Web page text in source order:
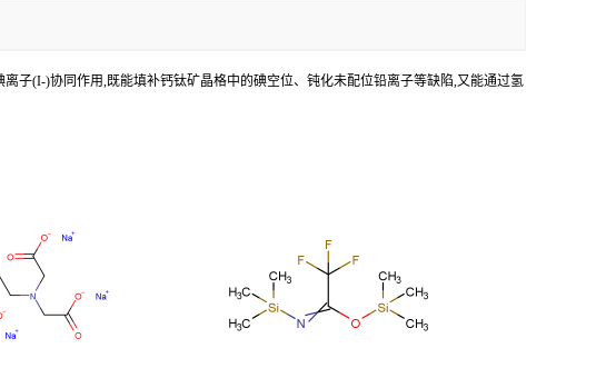
子(I-)协同作用,既能填补钙钛矿晶格中的碘空位、钝化未配位铅离子等缺陷,又能通过氢